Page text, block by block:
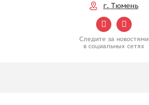
г. Тюмень
Следите за новостями
в социальных сетях